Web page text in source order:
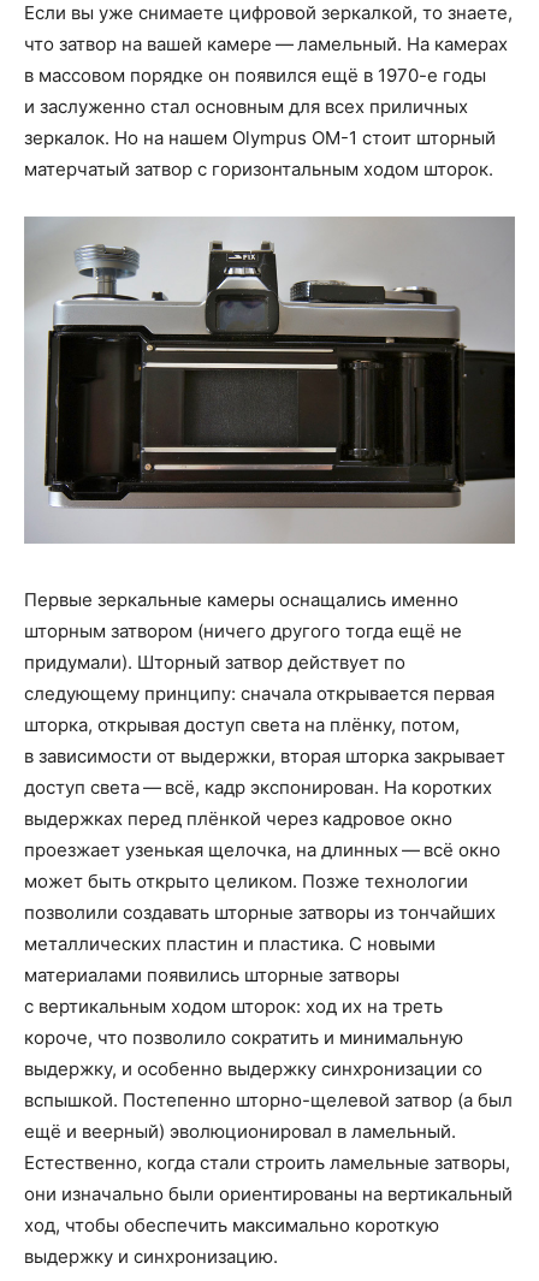
Если вы уже снимаете цифровой зеркалкой, то знаете,
что затвор на вашей камере — ламельный. На камерах
в массовом порядке он появился ещё в 1970-е годы
и заслуженно стал основным для всех приличных
зеркалок. Но на нашем Olympus OM-1 стоит шторный
матерчатый затвор с горизонтальным ходом шторок.
Первые зеркальные камеры оснащались именно
шторным затвором (ничего другого тогда ещё не
придумали). Шторный затвор действует по
следующему принципу: сначала открывается первая
шторка, открывая доступ света на плёнку, потом,
в зависимости от выдержки, вторая шторка закрывает
доступ света — всё, кадр экспонирован. На коротких
выдержках перед плёнкой через кадровое окно
проезжает узенькая щелочка, на длинных — всё окно
может быть открыто целиком. Позже технологии
позволили создавать шторные затворы из тончайших
металлических пластин и пластика. С новыми
материалами появились шторные затворы
с вертикальным ходом шторок: ход их на треть
короче, что позволило сократить и минимальную
выдержку, и особенно выдержку синхронизации со
вспышкой. Постепенно шторно-щелевой затвор (а был
ещё и веерный) эволюционировал в ламельный.
Естественно, когда стали строить ламельные затворы,
они изначально были ориентированы на вертикальный
ход, чтобы обеспечить максимально короткую
выдержку и синхронизацию.